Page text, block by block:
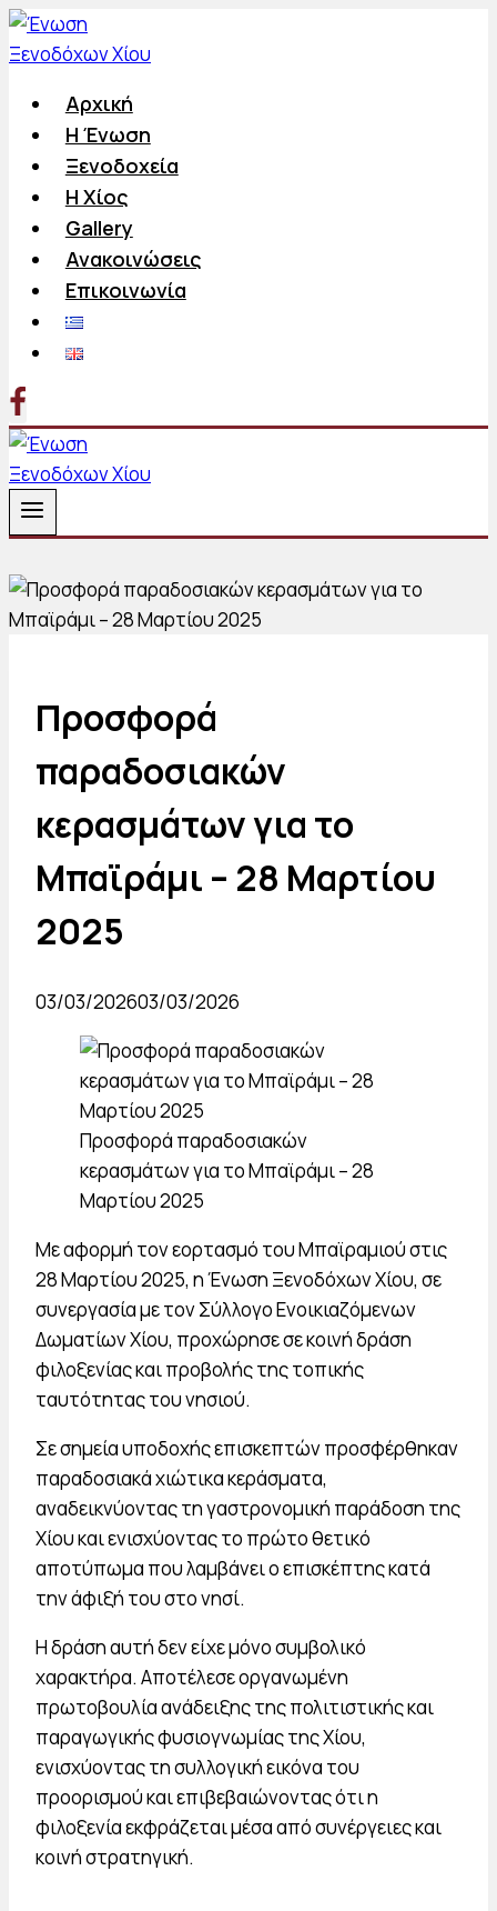
Skip
to
Αρχική
Η Ένωση
Ξενοδοχεία
Η Χίος
Gallery
Ανακοινώσεις
Επικοινωνία
Προσφορά
παραδοσιακών
κερασμάτων για το
Μπαϊράμι – 28 Μαρτίου
2025
03/03/202603/03/2026
Προσφορά παραδοσιακών
κερασμάτων για το Μπαϊράμι – 28
Μαρτίου 2025
Με αφορμή τον εορτασμό του Μπαϊραμιού στις
28 Μαρτίου 2025, η Ένωση Ξενοδόχων Χίου, σε
συνεργασία με τον Σύλλογο Ενοικιαζόμενων
Δωματίων Χίου, προχώρησε σε κοινή δράση
φιλοξενίας και προβολής της τοπικής
ταυτότητας του νησιού.
Σε σημεία υποδοχής επισκεπτών προσφέρθηκαν
παραδοσιακά χιώτικα κεράσματα,
αναδεικνύοντας τη γαστρονομική παράδοση της
Χίου και ενισχύοντας το πρώτο θετικό
αποτύπωμα που λαμβάνει ο επισκέπτης κατά
την άφιξή του στο νησί.
Η δράση αυτή δεν είχε μόνο συμβολικό
χαρακτήρα. Αποτέλεσε οργανωμένη
πρωτοβουλία ανάδειξης της πολιτιστικής και
παραγωγικής φυσιογνωμίας της Χίου,
ενισχύοντας τη συλλογική εικόνα του
προορισμού και επιβεβαιώνοντας ότι η
φιλοξενία εκφράζεται μέσα από συνέργειες και
κοινή στρατηγική.